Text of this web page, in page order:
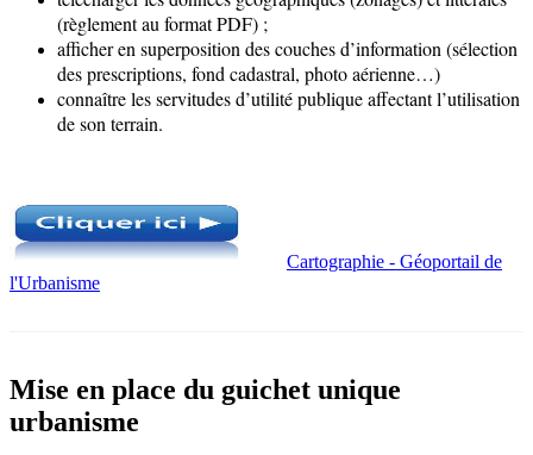
(règlement au format PDF) ;
afficher en superposition des couches d’information (sélection
des prescriptions, fond cadastral, photo aérienne…)
connaître les servitudes d’utilité publique affectant l’utilisation
de son terrain.
Cartographie - Géoportail de
l'Urbanisme
Mise en place du guichet unique
urbanisme